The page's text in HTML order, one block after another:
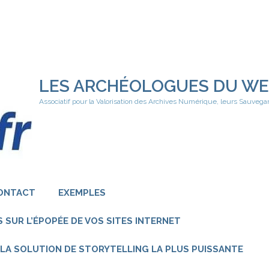
LES ARCHÉOLOGUES DU
Associatif pour la Valorisation des Archives Numérique, leurs
EXEMPLES
L’ÉPOPÉE DE VOS SITES INTERNET
SOLUTION DE STORYTELLING LA PLUS PUISSANTE